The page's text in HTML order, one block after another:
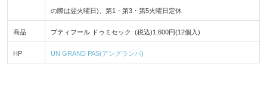
の際は翌火曜日)、第1・第3・第5火曜日定休
商品 プティフール ドゥミセック: (税込)1,600円(12個入)
HP UN GRAND PAS(アングランパ)